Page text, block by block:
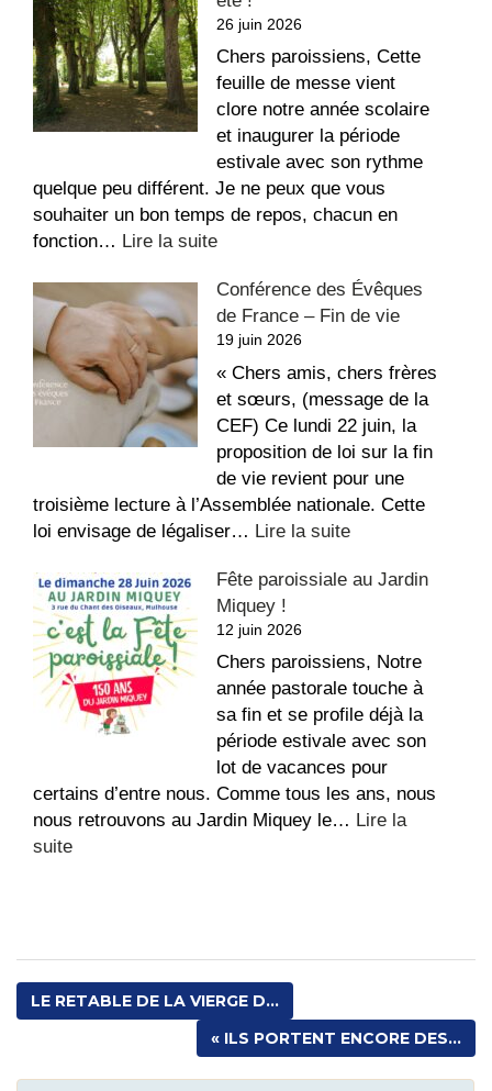
dégradations
dans
l’église
Saint-
Étienne
26 juin 2026
Chers paroissiens, Cette
feuille de messe vient
clore notre année scolaire
et inaugurer la période
estivale avec son rythme
quelque peu différent. Je ne peux que vous
souhaiter un bon temps de repos, chacun en
fonction… Lire la suite:
recette
du
repos,
bon
été
!
Conférence des Évêques
de France – Fin de vie
19 juin 2026
« Chers amis, chers frères
et sœurs, (message de la
CEF) Ce lundi 22 juin, la
proposition de loi sur la fin
de vie revient pour une
troisième lecture à l’Assemblée nationale. Cette
loi envisage de légaliser… Lire la suite:
des
France
–
Fin
de
vie
Fête paroissiale au Jardin
Miquey !
12 juin 2026
Chers paroissiens, Notre
année pastorale touche à
sa fin et se profile déjà la
période estivale avec son
lot de vacances pour
certains d’entre nous. Comme tous les ans, nous
nous retrouvons au Jardin Miquey le… Lire la
suite:
Miquey
!
LE RETABLE DE LA VIERGE D...
« ILS PORTENT ENCORE DES...